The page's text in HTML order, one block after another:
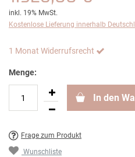
inkl. 19% MwSt.
Kostenlose Lieferung innerhalb
1 Monat Widerrufsrecht
Menge:
In den
Frage zum Produkt
Wunschliste